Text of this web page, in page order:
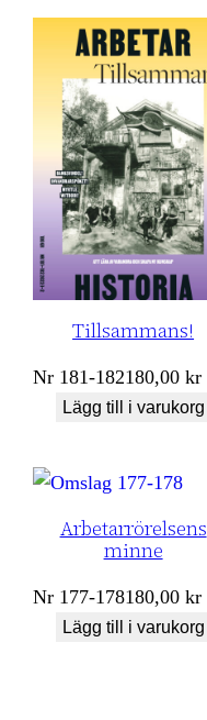
Tillsammans!
Nr 181-182180,00kr
Lägg till i varukorg
Arbetarrörelsens
minne
Nr 177-178180,00kr
Lägg till i varukorg